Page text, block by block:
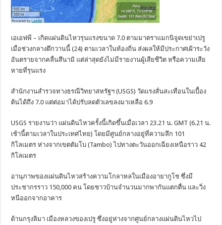
เอเอฟพี – เกิดแผ่นดินไหวรุนแรงขนาด 7.0 ตามมาตราแมกนิจูดเขย่าเปรู
เมื่อช่วงกลางดึกวานนี้ (24) ตามเวลาในท้องถิ่น ส่งผลให้มีประกาศเฝ้าระวัง
อันตรายจากคลื่นสึนามิ แต่ล่าสุดยังไม่มีรายงานผู้เสียชีวิต หรือความเสีย
หายที่รุนแรง
สำนักงานสำรวจทางธรณีวิทยาสหรัฐฯ (USGS) วัดแรงสั่นสะเทือนในเบื้อง
ต้นได้ถึง 7.0 แต่ต่อมาได้ปรับลดตัวเลขลงมาเหลือ 6.9
USGS รายงานว่า แผ่นดินไหวครั้งนี้เกิดขึ้นเมื่อเวลา 23.21 น. GMT (6.21 น.
เช้านี้ตามเวลาในประเทศไทย) โดยมีศูนย์กลางอยู่ที่ความลึก 101
กิโลเมตร ห่างจากเขตตัมโบ (Tambo) ไปทางตะวันออกเฉียงเหนือราว 42
กิโลเมตร
อานุภาพของแผ่นดินไหวสร้างความโกลาหลในเมืองอายากูโช ซึ่งมี
ประชากรราว 150,000 คน โดยชาวบ้านจำนวนมากพากันแตกตื่น และวิ่ง
หนีออกจากอาคาร
ด้านกรุงลิมา เมืองหลวงของเปรู ซึ่งอยู่ห่างจากศูนย์กลางแผ่นดินไหวไป